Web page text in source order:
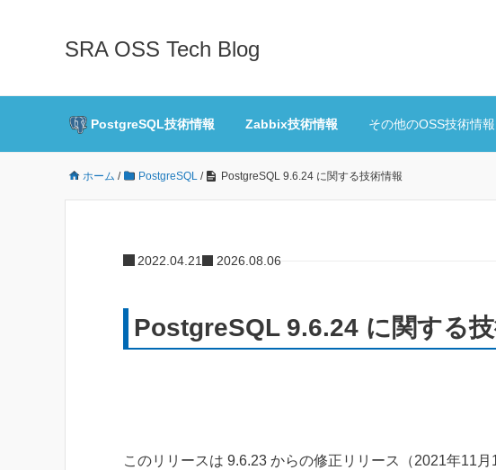
SRA OSS Tech Blog
PostgreSQL技術情報 Zabbix技術情報 その他のOSS技術情報
ホーム / PostgreSQL / PostgreSQL 9.6.24 に関する技術情報
2022.04.21 2026.08.06
PostgreSQL 9.6.24 に関する
このリリースは 9.6.23 からの修正リリース（2021年11